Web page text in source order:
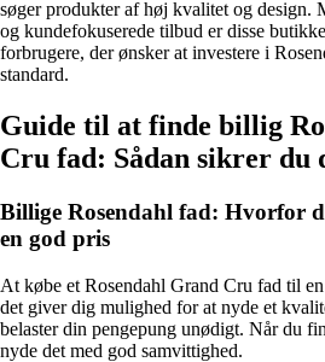
søger produkter af høj kvalitet og
og kundefokuserede tilbud er disse
forbrugere, der ønsker at investere i
standard.
Guide til at finde billig
Cru fad: Sådan sikrer du
Billige Rosendahl fad: Hvorfor
en god pris
At købe et Rosendahl Grand Cru fad til
det giver dig mulighed for at nyde et
belaster din pengepung unødigt. Når du
nyde det med god samvittighed.